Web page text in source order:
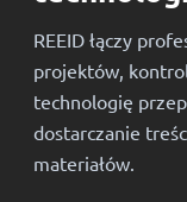
REEID łączy
projektów,
technologię
dostarczanie
materiałów.